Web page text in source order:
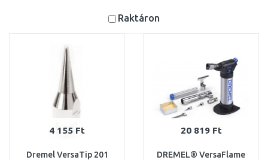
Raktáron
4 155 Ft
Dremel VersaTip 201
20 819 Ft
DREMEL® VersaFlame